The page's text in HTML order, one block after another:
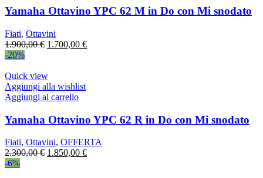
Yamaha Ottavino YPC 62 M in Do con Mi snodato
Fiati, Ottavini
1.900,00€ Il
era:
1.900,00 €.
1.700,00 €Il
-20%
Quick view
Aggiungi alla wishlist
Aggiungi al carrello
Yamaha Ottavino YPC 62 R in Do con Mi snodato
Fiati, Ottavini, OFFERTA
2.300,00€ Il1.850,00 €Il
-6%